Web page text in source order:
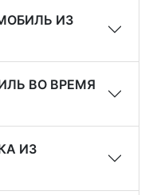
ИЗ
ВО ВРЕМЯ
ИЗ